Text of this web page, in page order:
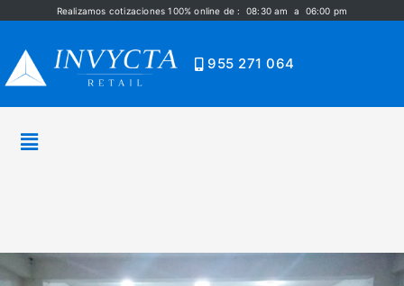
Realizamos cotizaciones 100% online de : 08:30 am a 06:00 pm
955 271 064